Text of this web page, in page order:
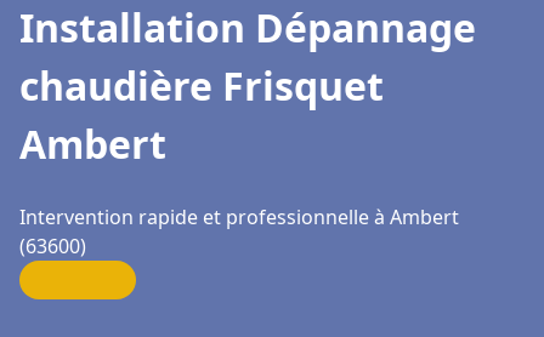
Installation Dépannage
chaudière Frisquet
Ambert
Intervention rapide et professionnelle à Ambert
(63600)